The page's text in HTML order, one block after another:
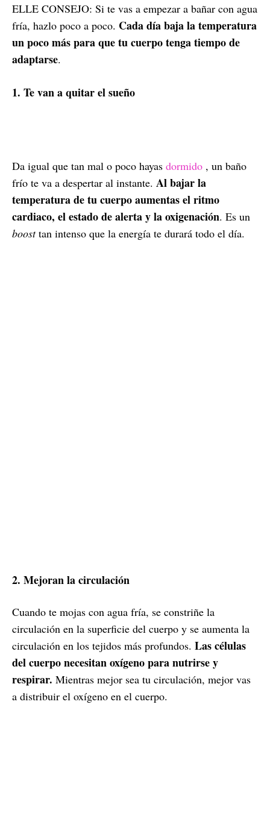
ELLE CONSEJO: Si te vas a empezar a bañar con agua
fría, hazlo poco a poco. Cada día baja la temperatura
un poco más para que tu cuerpo tenga tiempo de
adaptarse.
1. Te van a quitar el sueño
Da igual que tan mal o poco hayas dormido , un baño
frío te va a despertar al instante. Al bajar la
temperatura de tu cuerpo aumentas el ritmo
cardiaco, el estado de alerta y la oxigenación. Es un
boosttan intenso que la energía te durará todo el día.
2. Mejoran la circulación
Cuando te mojas con agua fría, se constriñe la
circulación en la superficie del cuerpo y se aumenta la
circulación en los tejidos más profundos. Las células
del cuerpo necesitan oxígeno para nutrirse y
respirar. Mientras mejor sea tu circulación, mejor vas
a distribuir el oxígeno en el cuerpo.